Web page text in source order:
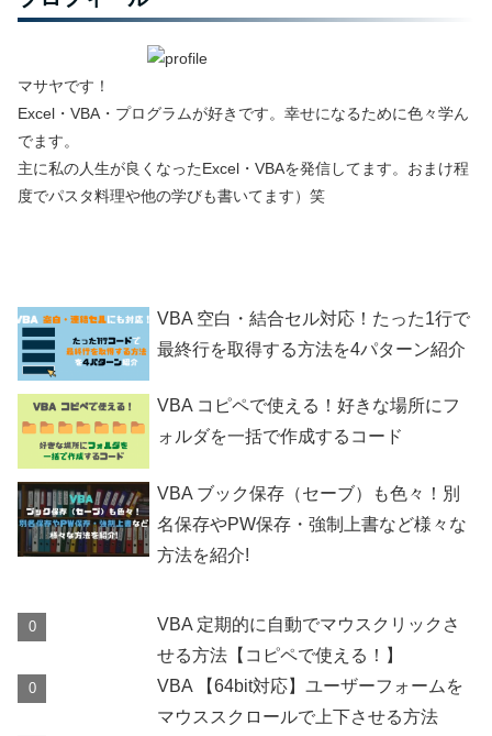
マサヤです！
Excel・VBA・プログラムが好きです。幸せになるために色々学ん
でます。
主に私の人生が良くなったExcel・VBAを発信してます。おまけ程
度でパスタ料理や他の学びも書いてます）笑
VBA 空白・結合セル対応！たった1行で
最終行を取得する方法を4パターン紹介
VBA コピペで使える！好きな場所にフ
ォルダを一括で作成するコード
VBA ブック保存（セーブ）も色々！別
名保存やPW保存・強制上書など様々な
方法を紹介!
VBA 定期的に自動でマウスクリックさ
せる方法【コピペで使える！】
VBA 【64bit対応】ユーザーフォームを
マウススクロールで上下させる方法